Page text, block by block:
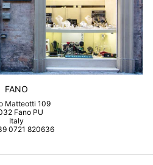
FANO
Matteotti 109
Fano PU
Italy
0721 820636